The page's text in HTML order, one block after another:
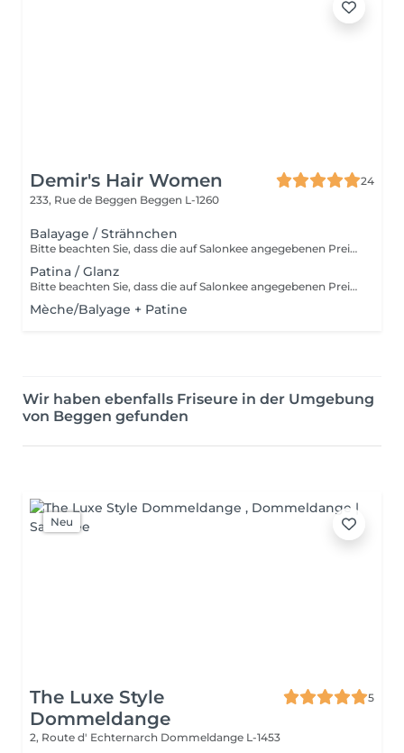
Demir's Hair Women
24
233, Rue de Beggen Beggen L-1260
Balayage / Strähnchen
Bitte beachten Sie, dass die auf Salonkee angegebenen Preise nur zu Informationszwecken dienen und Grundpreise sind. Diese können je nach der bei Ihrer Ankunft im Salon durchgeführten Diagnose und der Fachkenntnis des Profis, dem Sie Ihre Schönheit anvertrauen, variieren. In jedem Fall wird Ihnen ein genauer Kostenvoranschlag unterbreitet und alle Leistungen werden nur mit Ihrer Zustimmung durchgeführt. Vielen Dank im Voraus für Ihr Verständnis. Wir freuen uns darauf, Sie bald begrüßen zu dürfen.
Patina / Glanz
Bitte beachten Sie, dass die auf Salonkee angegebenen Preise nur zu Informationszwecken dienen und Grundpreise sind. Diese können je nach der bei Ihrer Ankunft im Salon durchgeführten Diagnose und der Fachkenntnis des Profis, dem Sie Ihre Schönheit anvertrauen, variieren. In jedem Fall wird Ihnen ein genauer Kostenvoranschlag unterbreitet und alle Leistungen werden nur mit Ihrer Zustimmung durchgeführt. Vielen Dank im Voraus für Ihr Verständnis. Wir freuen uns darauf, Sie bald begrüßen zu dürfen.
Mèche/Balyage + Patine
Wir haben ebenfalls Friseure in der Umgebung
von Beggen gefunden
Neu
The Luxe Style
Dommeldange
5
2, Route d' Echternarch Dommeldange L-1453